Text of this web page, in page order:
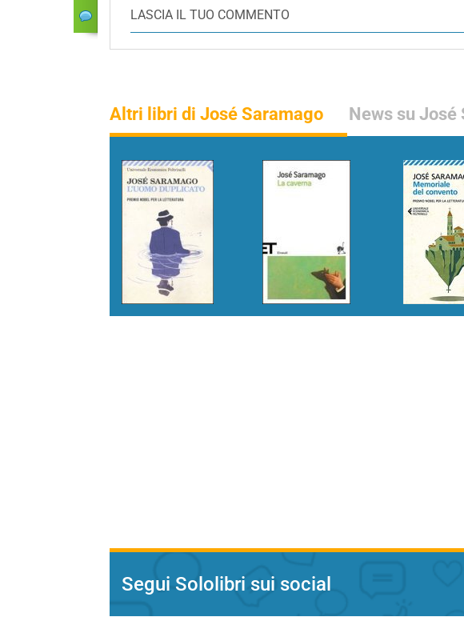
LASCIA IL TUO COMMENTO
Altri libri di José Saramago News su José
Segui Sololibri sui social